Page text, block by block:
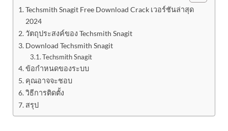
Techsmith Snagit Free Download Crack เวอร์ชันล่าสุด
2024
วัตถุประสงค์ของ Techsmith Snagit
Download Techsmith Snagit
Techsmith Snagit
ข้อกำหนดของระบบ
คุณอาจจะชอบ
วิธีการติดตั้ง
สรุป